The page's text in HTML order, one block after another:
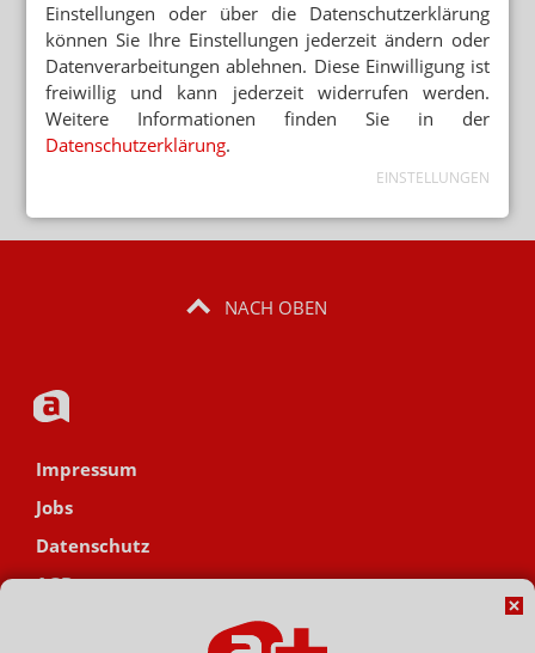
Einstellungen oder über die Datenschutzerklärung
können Sie Ihre Einstellungen jederzeit ändern oder
Datenverarbeitungen ablehnen. Diese Einwilligung ist
freiwillig und kann jederzeit widerrufen werden.
Weitere Informationen finden Sie in der
Datenschutzerklärung.
EINSTELLUNGEN
E-MAIL ADRESSE
Jetzt abonnieren
Hinweis zum Newsletter &
Datenschutz
NACH OBEN
Impressum
Jobs
Datenschutz
AGB